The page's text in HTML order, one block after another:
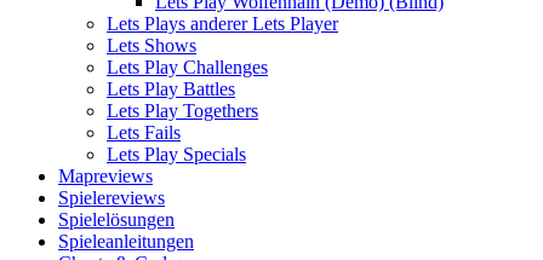
Lets Plays anderer Lets Player
Lets Shows
Lets Play Challenges
Lets Play Battles
Lets Play Togethers
Lets Fails
Lets Play Specials
Mapreviews
Spielereviews
Spielelösungen
Spieleanleitungen